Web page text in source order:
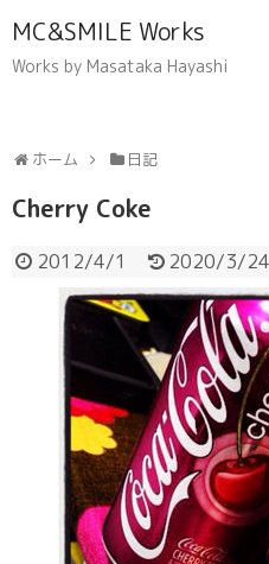
MC&SMILE Works
Works by Masataka Hayashi
ホーム 日記
Cherry Coke
2012/4/1 2020/3/24